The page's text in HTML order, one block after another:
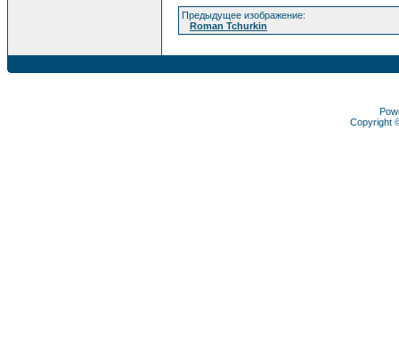
Предыдущее изображение:
Roman Tchurkin
Copyright